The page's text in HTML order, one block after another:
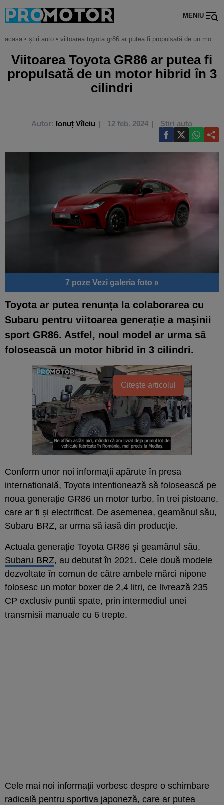
MENIU
acasa • știri auto • viitoarea toyota gr86 ar putea fi propulsată de un motor hibrid în 3 cilindri
Viitoarea Toyota GR86 ar putea fi
propulsată de un motor hibrid în 3
cilindri
Autor: Ionuț Vîlciu 12 feb. 2024 Știri auto
7 poze Vezi galeria foto »
Toyota ar putea renunța la colaborarea cu
Subaru pentru viitoarea generație a mașinii
sport GR86. Astfel, noul model ar urma să
folosească un motor hibrid în 3 cilindri.
Citește articolul
Conform unor noi informații apărute în presa
internațională, Toyota intenționează să folosească pe
noua generație GR86 un motor turbo, în trei pistoane,
care ar fi și electrificat. De asemenea, geamănul său,
Subaru BRZ, ar urma să iasă din producție.
Actuala generație Toyota GR86 și geamănul său,
Subaru BRZ, au debutat în 2021. Cele două modele
dezvoltate în comun de către ambele mărci nipone
folosesc un motor boxer de 2,4 litri, ce livrează 235
CP exclusiv punții spate, prin intermediul unei
transmisii manuale cu 6 trepte.
Cele mai noi informații vorbesc despre o schimbare
radicală pentru sportiva japoneză, care ar putea